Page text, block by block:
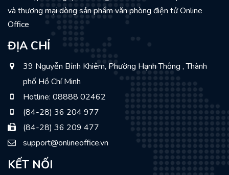
và thương mại dòng sản phẩm văn phòng điện tử Online
Office
ĐỊA CHỈ
39 Nguyễn Bỉnh Khiêm, Phường Hạnh Thông , Thành
phố Hồ Chí Minh
Hotline: 08888 02462
(84-28) 36 204 977
(84-28) 36 209 477
support@onlineoffice.vn
KẾT NỐI